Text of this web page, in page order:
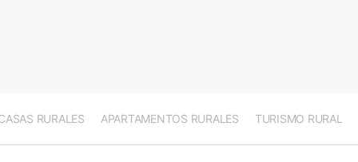
RURALES APARTAMENTOS RURALES TURISMO RURAL